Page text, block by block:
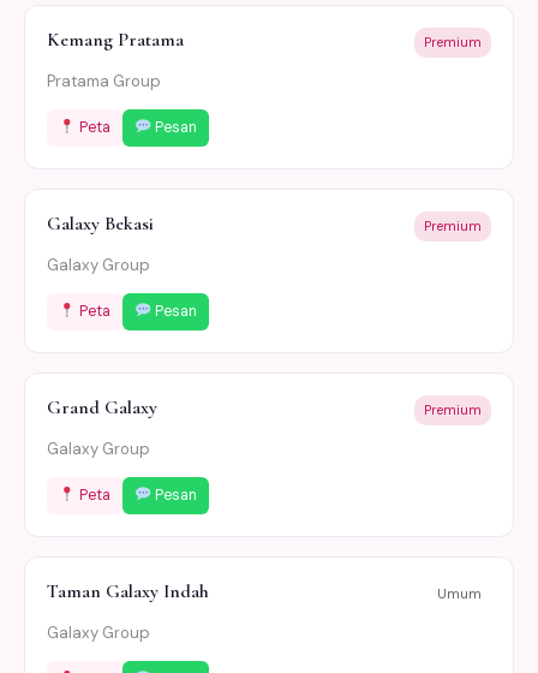
Kemang Pratama Premium
Pratama Group
Peta Pesan
Galaxy Bekasi Premium
Galaxy Group
Peta Pesan
Grand Galaxy Premium
Galaxy Group
Peta Pesan
Taman Galaxy Indah Umum
Galaxy Group